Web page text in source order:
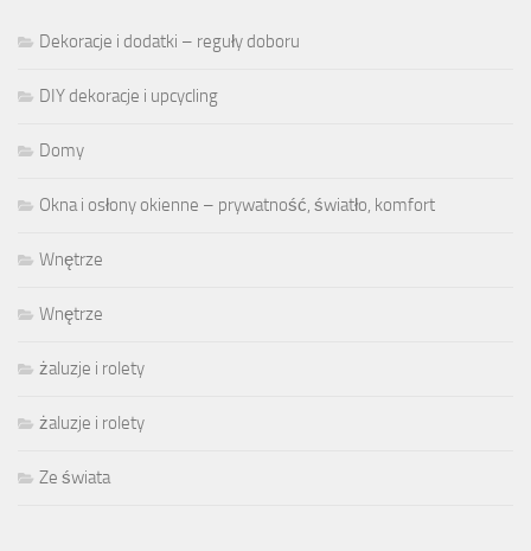
Dekoracje i dodatki – reguły doboru
DIY dekoracje i upcycling
Domy
Okna i osłony okienne – prywatność, światło, komfort
Wnętrze
Wnętrze
żaluzje i rolety
żaluzje i rolety
Ze świata